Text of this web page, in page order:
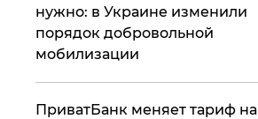
нужно: в Украине изменили
порядок добровольной
мобилизации
ПриватБанк меняет тариф на